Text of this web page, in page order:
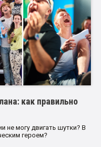
как правильно
не могу двигать шутки? В
героем?